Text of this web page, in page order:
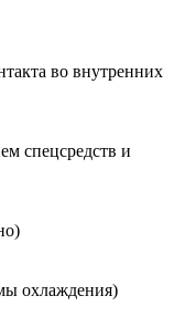
во внутренних
спецсредств и
охлаждения)